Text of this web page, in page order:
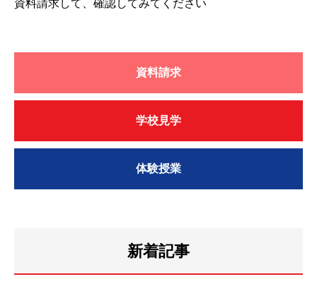
資料請求して、確認してみてください
資料請求
学校見学
体験授業
新着記事